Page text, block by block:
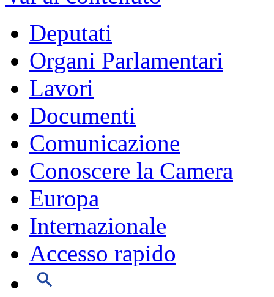
Deputati
Organi Parlamentari
Lavori
Documenti
Comunicazione
Conoscere la Camera
Europa
Internazionale
Accesso rapido